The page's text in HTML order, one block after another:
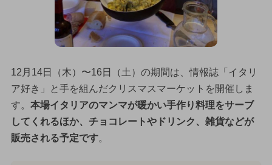
12月14日（木）〜16日（土）の期間は、情報誌「イタリ
ア好き」と手を組んだクリスマスマーケットを開催しま
す。 本場イタリアのマンマが暖かい手作り料理をサーブ
してくれるほか、チョコレートやドリンク、雑貨などが
販売される予定です。